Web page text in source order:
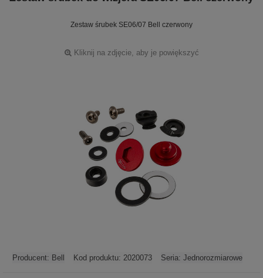
Zestaw śrubek SE06/07 Bell czerwony
Kliknij na zdjęcie, aby je powiększyć
Producent: Bell Kod produktu: 2020073 Seria: Jednorozmiarowe